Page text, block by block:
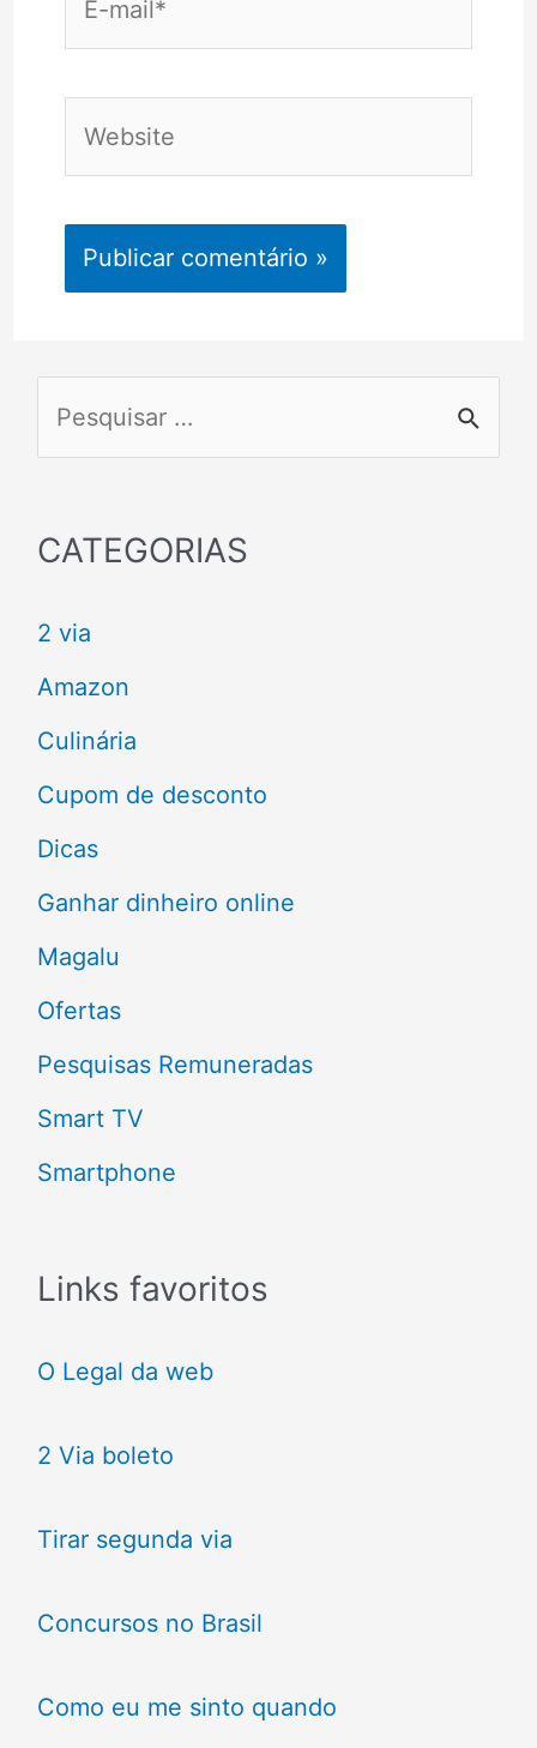
q
i
s
a
r
:
CATEGORIAS
2 via
Amazon
Culinária
Cupom de desconto
Dicas
Ganhar dinheiro online
Magalu
Ofertas
Pesquisas Remuneradas
Smart TV
Smartphone
Links favoritos
O Legal da web
2 Via boleto
Tirar segunda via
Concursos no Brasil
Como eu me sinto quando